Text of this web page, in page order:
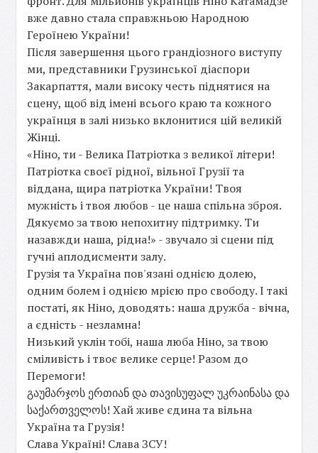
вже давно стала справжньою Народною
Героїнею України!
Після завершення цього грандіозного виступу
ми, представники Грузинської діаспори
Закарпаття, мали високу честь піднятися на
сцену, щоб від імені всього краю та кожного
українця в залі низько вклонитися цій великій
Жінці.
«Ніно, ти - Велика Патріотка з великої літери!
Патріотка своєї рідної, вільної Грузії та
віддана, щира патріотка України! Твоя
мужність і твоя любов - це наша спільна зброя.
Дякуємо за твою непохитну підтримку. Ти
назавжди наша, рідна!» - звучало зі сцени під
гучні аплодисменти залу.
Грузія та Україна пов'язані однією долею,
одним болем і однією мрією про свободу. І такі
постаті, як Ніно, доводять: наша дружба - вічна,
а єдність - незламна!
Низький уклін тобі, наша люба Ніно, за твою
сміливість і твоє велике серце! Разом до
Перемоги!
გაუმარჯოს ერთიან და თავისუფალ უკრაინასა და
საქართველოს! Хай живе єдина та вільна
Україна та Грузія!
Слава Україні! Слава ЗСУ!